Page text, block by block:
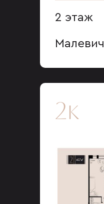
2 этаж
Малевич
2к